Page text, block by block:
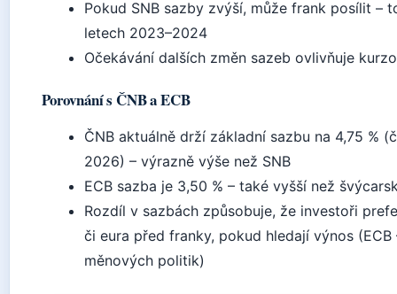
Pokud SNB sazby zvýší, může frank posílit –
letech 2023–2024
Očekávání dalších změn sazeb ovlivňuje
Porovnání s ČNB a ECB
ČNB aktuálně drží základní sazbu na 4,75 %
2026) – výrazně výše než SNB
ECB sazba je 3,50 % – také vyšší než
Rozdíl v sazbách způsobuje, že investoři
či eura před franky, pokud hledají výnos (ECB
měnových politik)